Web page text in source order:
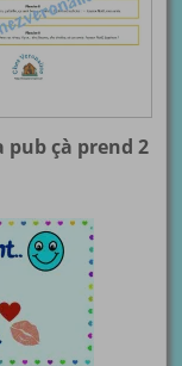
çà prend 2